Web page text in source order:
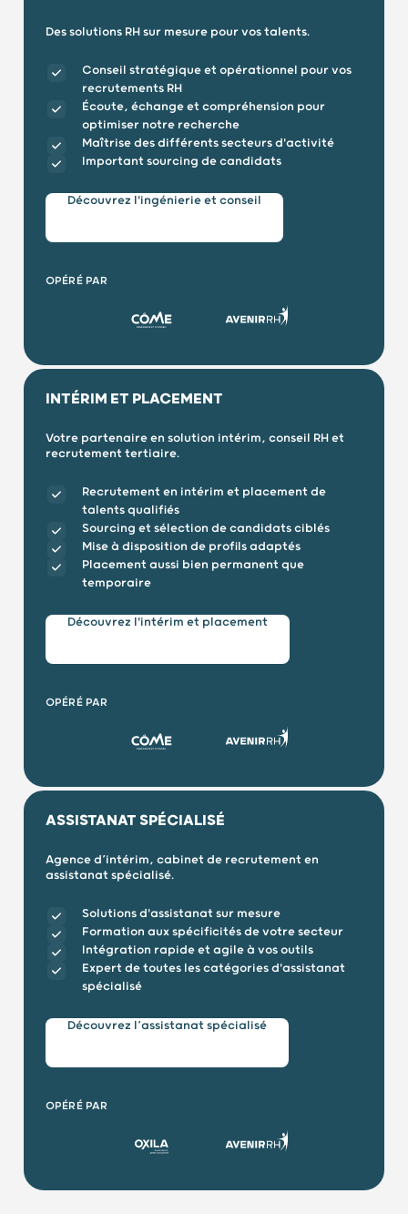
Des solutions RH sur mesure pour vos talents.
Conseil stratégique et opérationnel pour vos
recrutements RH
Écoute, échange et compréhension pour
optimiser notre recherche
Maîtrise des différents secteurs d'activité
Important sourcing de candidats
Découvrez l'ingénierie et conseil
OPÉRÉ PAR
INTÉRIM ET PLACEMENT
Votre partenaire en solution intérim, conseil RH et
recrutement tertiaire.
Recrutement en intérim et placement de
talents qualifiés
Sourcing et sélection de candidats ciblés
Mise à disposition de profils adaptés
Placement aussi bien permanent que
temporaire
Découvrez l'intérim et placement
OPÉRÉ PAR
ASSISTANAT SPÉCIALISÉ
Agence d’intérim, cabinet de recrutement en
assistanat spécialisé.
Solutions d'assistanat sur mesure
Formation aux spécificités de votre secteur
Intégration rapide et agile à vos outils
Expert de toutes les catégories d'assistanat
spécialisé
Découvrez l’assistanat spécialisé
OPÉRÉ PAR